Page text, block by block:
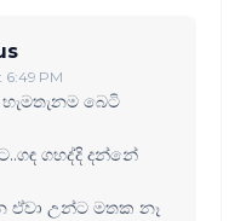
6:49 PM
බෙටි
ගහද්දි දන්නේ
උන්ට මතක නෑ